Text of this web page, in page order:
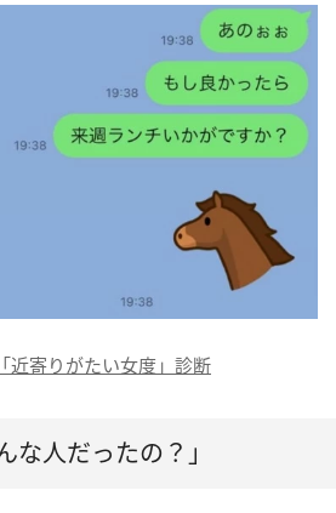
寄りがたい女度」診断
な人だったの？」